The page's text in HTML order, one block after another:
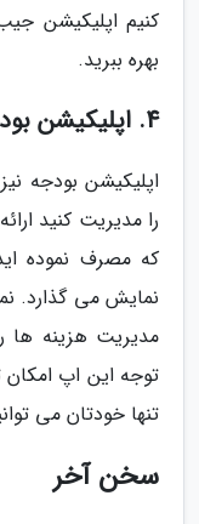
کنیم اپلیکیشن
بهره ببرید.
4. اپلیکیشن بودجه
اپلیکیشن بودجه
را مدیریت کنید
که مصرف نموده
نمایش می گذارد.
مدیریت هزینه ها
توجه این اپ امکان
تنها خودتان می
سخن آخر